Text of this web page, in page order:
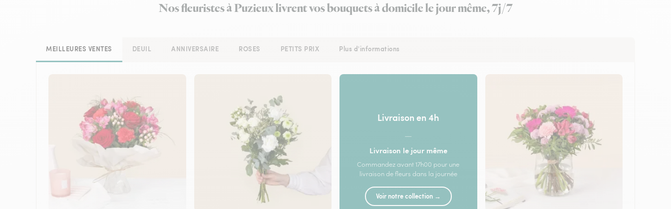
Nos fleuristes à Puzieux livrent vos bouquets à domicile le jour même, 7j/7
MEILLEURES VENTES DEUIL ANNIVERSAIRE ROSES PETITS PRIX Plus d'informations
Livraison en 4h
—
Livraison le jour même
Commandez avant 17h00 pour une
livraison de fleurs dans la journée
Voir notre collection →